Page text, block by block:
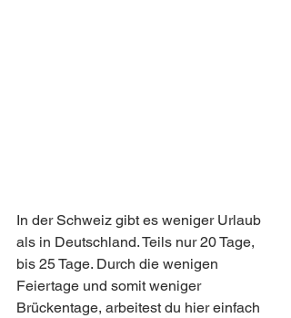
In der Schweiz gibt es weniger Urlaub
als in Deutschland. Teils nur 20 Tage,
bis 25 Tage. Durch die wenigen
Feiertage und somit weniger
Brückentage, arbeitest du hier einfach